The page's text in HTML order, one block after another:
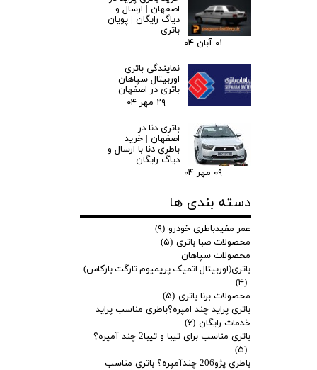
اصفهان | ارسال و
دیاگ رایگان | پویان
باتری
۰۱ آبان ۰۴
نمایندگی باتری
اوربیتال سپاهان
باتری در اصفهان
۲۹ مهر ۰۴
باتری دنا در
اصفهان | خرید
باطری دنا با ارسال و
دیاگ رایگان
۰۹ مهر ۰۴
دسته بندی ها
عمر مفیدباطری خودرو (۹)
محصولات صبا باتری (۵)
محصولات سپاهان
باتری(اوربیتال.اتمیک.پریمیوم.تارگت.بارکاس)
(۴)
محصولات برنا باتری (۵)
باتری پراید چند امپره؟باطری مناسب پراید
خدمات رایگان (۶)
باتری مناسب برای تیبا و تیبا2 چند آمپره؟
(۵)
باطری پژو206 چندآمپره؟ باتری مناسب